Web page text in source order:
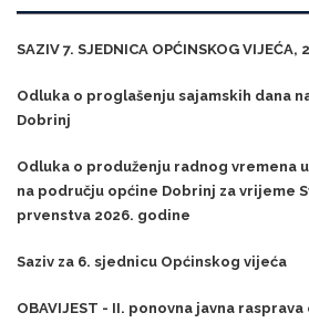
SAZIV 7. SJEDNICA OPĆINSKOG VIJEĆA,
Odluka o proglašenju sajamskih dana
Dobrinj
Odluka o produženju radnog
na području općine Dobrinj za vrijeme
prvenstva 2026. godine
Saziv za 6. sjednicu Općinskog vijeća
OBAVIJEST - II. ponovna javna